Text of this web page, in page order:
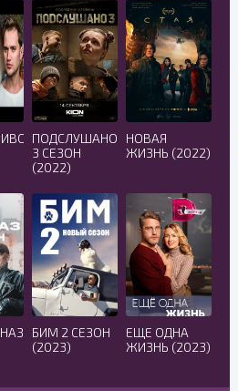
ПОДСЛУШАНО
3 СЕЗОН
(2022)
НОВАЯ
ЖИЗНЬ (2022)
БИМ 2 СЕЗОН
(2023)
ЕЩЕ ОДНА
ЖИЗНЬ (2023)